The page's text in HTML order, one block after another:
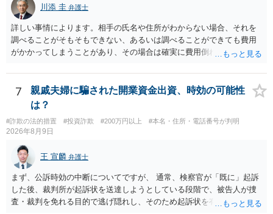
川添 圭 弁護士
詳しい事情によります。相手の氏名や住所がわからない場合、それを
調べることがそもそもできない、あるいは調べることができても費用
がかかってしまうことがあり、その場合は確実に費用倒れになりそう
7
親戚夫婦に騙された開業資金出資、時効の可能性
は？
#詐欺の法的措置 #投資詐欺 #200万円以上 #本名・住所・電話番号が判明
2026年8月9日
王 宣麟 弁護士
まず、公訴時効の中断についてですが、 通常、検察官が「既に」起訴
した後、裁判所が起訴状を送達しようとしている段階で、被告人が捜
査・裁判を免れる目的で逃げ隠れし、そのため起訴状を有効に送達で